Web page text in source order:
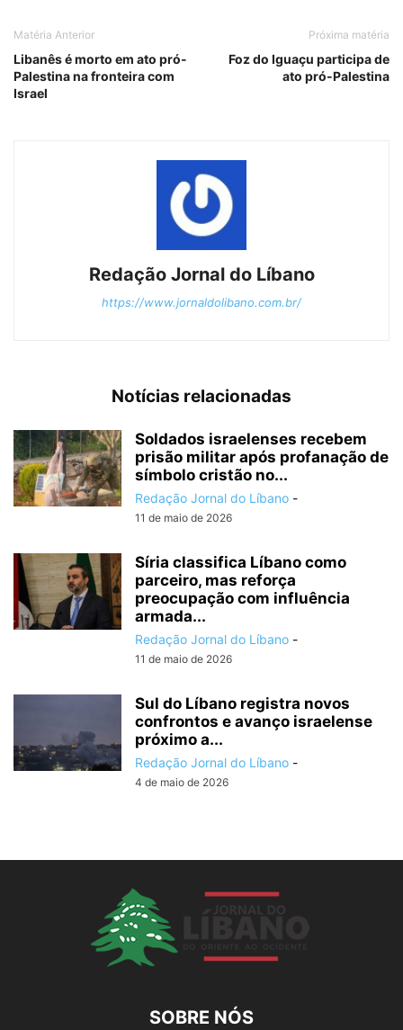
Matéria Anterior
Libanês é morto em ato pró-
Palestina na fronteira com
Israel
Próxima matéria
Foz do Iguaçu participa de
ato pró-Palestina
Redação Jornal do Líbano
https://www.jornaldolibano.com.br/
Notícias relacionadas
Soldados israelenses recebem
prisão militar após profanação de
símbolo cristão no...
Redação Jornal do Líbano -
11 de maio de 2026
Síria classifica Líbano como
parceiro, mas reforça
preocupação com influência
armada...
Redação Jornal do Líbano -
11 de maio de 2026
Sul do Líbano registra novos
confrontos e avanço israelense
próximo a...
Redação Jornal do Líbano -
4 de maio de 2026
SOBRE NÓS